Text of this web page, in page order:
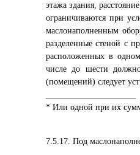
этажа здания,
ограничиваются при
маслонаполненным
разделенные стеной с
расположенных в
числе до шести
(помещений) следует
* Или одной при их
7.5.17. Под